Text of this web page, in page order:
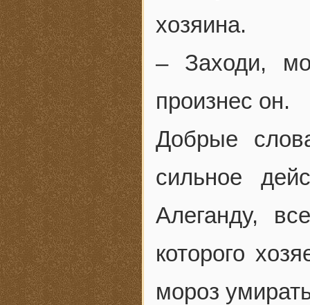
хозяина.
– Заходи,
произнес он.
Добрые
сильное
Алеганду,
которого
мороз